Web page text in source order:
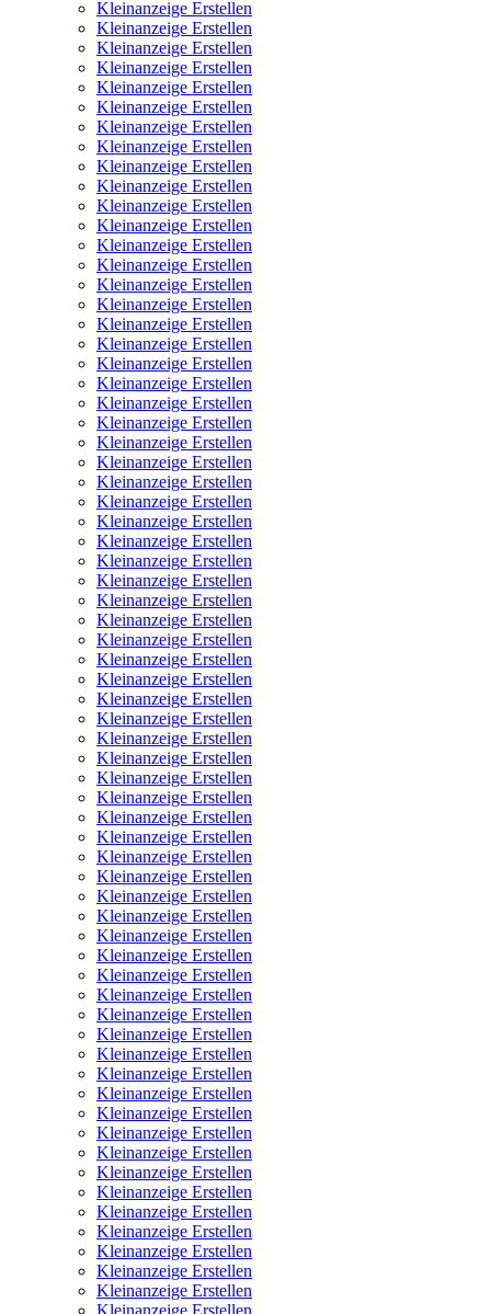
Kleinanzeige Erstellen
Kleinanzeige Erstellen
Kleinanzeige Erstellen
Kleinanzeige Erstellen
Kleinanzeige Erstellen
Kleinanzeige Erstellen
Kleinanzeige Erstellen
Kleinanzeige Erstellen
Kleinanzeige Erstellen
Kleinanzeige Erstellen
Kleinanzeige Erstellen
Kleinanzeige Erstellen
Kleinanzeige Erstellen
Kleinanzeige Erstellen
Kleinanzeige Erstellen
Kleinanzeige Erstellen
Kleinanzeige Erstellen
Kleinanzeige Erstellen
Kleinanzeige Erstellen
Kleinanzeige Erstellen
Kleinanzeige Erstellen
Kleinanzeige Erstellen
Kleinanzeige Erstellen
Kleinanzeige Erstellen
Kleinanzeige Erstellen
Kleinanzeige Erstellen
Kleinanzeige Erstellen
Kleinanzeige Erstellen
Kleinanzeige Erstellen
Kleinanzeige Erstellen
Kleinanzeige Erstellen
Kleinanzeige Erstellen
Kleinanzeige Erstellen
Kleinanzeige Erstellen
Kleinanzeige Erstellen
Kleinanzeige Erstellen
Kleinanzeige Erstellen
Kleinanzeige Erstellen
Kleinanzeige Erstellen
Kleinanzeige Erstellen
Kleinanzeige Erstellen
Kleinanzeige Erstellen
Kleinanzeige Erstellen
Kleinanzeige Erstellen
Kleinanzeige Erstellen
Kleinanzeige Erstellen
Kleinanzeige Erstellen
Kleinanzeige Erstellen
Kleinanzeige Erstellen
Kleinanzeige Erstellen
Kleinanzeige Erstellen
Kleinanzeige Erstellen
Kleinanzeige Erstellen
Kleinanzeige Erstellen
Kleinanzeige Erstellen
Kleinanzeige Erstellen
Kleinanzeige Erstellen
Kleinanzeige Erstellen
Kleinanzeige Erstellen
Kleinanzeige Erstellen
Kleinanzeige Erstellen
Kleinanzeige Erstellen
Kleinanzeige Erstellen
Kleinanzeige Erstellen
Kleinanzeige Erstellen
Kleinanzeige Erstellen
Kleinanzeige Erstellen